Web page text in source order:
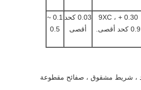
0.30 + 9XC ،
0.9 كحد أقصى.
0.03 كحد
أقصى
0.1 ~
0.5